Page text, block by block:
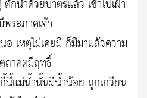
กน้ำด้วยบาตรแล้ว เข้าไปเฝ้า
ระภาคเจ้า
เหตุไม่เคยมี ก็มีมาแล้วความ
ถาคตมีฤทธิ์
นี้แม่น้ำนั้นมีน้ำน้อย ถูกเกวียน